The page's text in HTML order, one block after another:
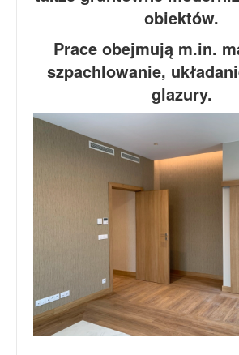
obiektów.
Prace obejmują m.in.
szpachlowanie,
glazury.